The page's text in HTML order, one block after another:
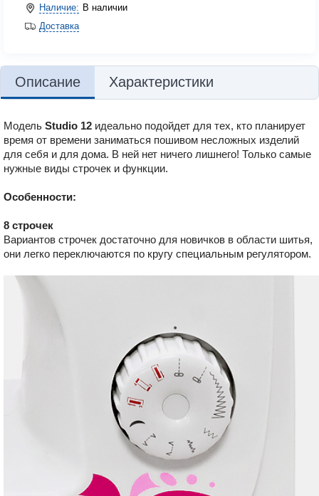
Наличие: В наличии
Доставка
Описание Характеристики
Модель Studio 12 идеально подойдет для тех, кто планирует
время от времени заниматься пошивом несложных изделий
для себя и для дома. В ней нет ничего лишнего! Только самые
нужные виды строчек и функции.
Особенности:
8 строчек
Вариантов строчек достаточно для новичков в области шитья,
они легко переключаются по кругу специальным регулятором.